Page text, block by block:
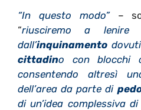
“In questo modo”–
“riusciremo a lenire
dall’inquinamento
cittadino con blocchi
consentendo altresì
dell’area da parte di
di un’idea complessiva